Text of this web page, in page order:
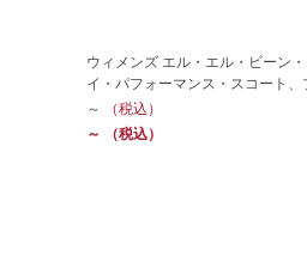
ウィメンズ エル・エル・ビーン
イ・パフォーマンス・スコート、
～
（税込）
～
（税込）